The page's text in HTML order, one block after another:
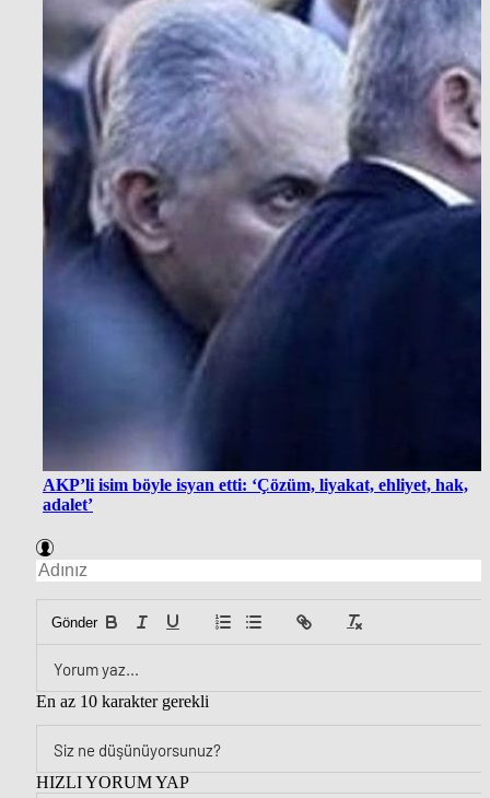
AKP’li isim böyle isyan etti: ‘Çözüm, liyakat, ehliyet, hak,
adalet’
Gönder
En az 10 karakter gerekli
HIZLI YORUM YAP